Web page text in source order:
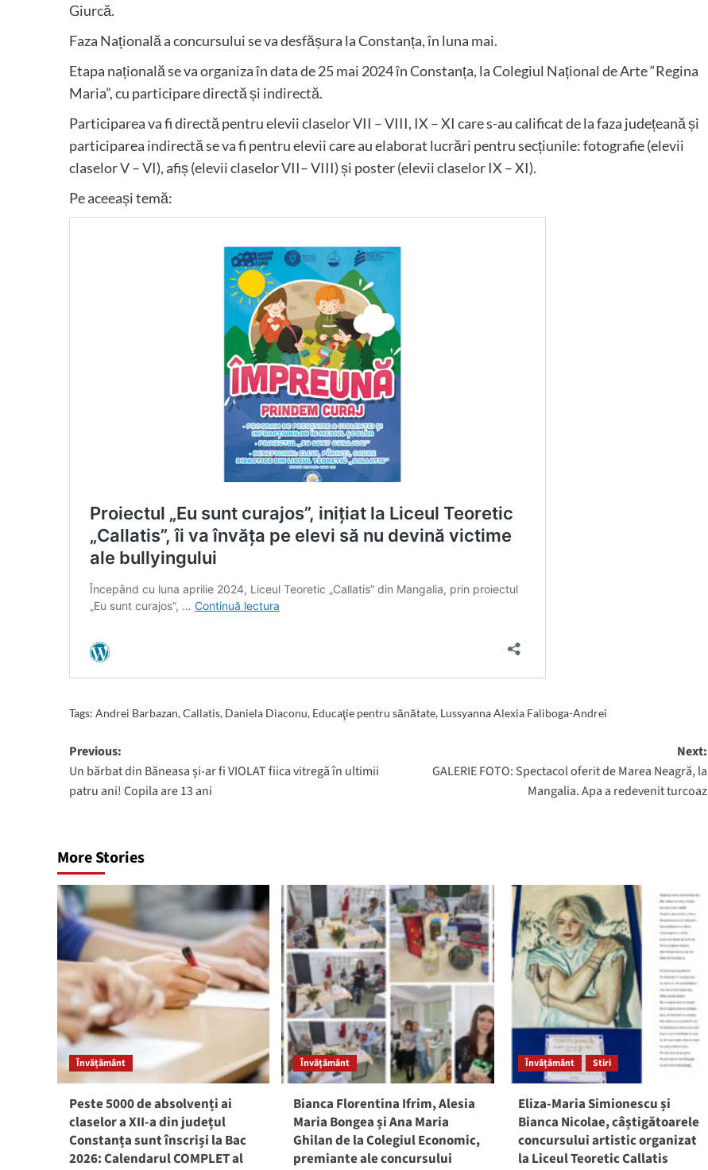
Giurcă.
Faza Națională a concursului se va desfășura la Constanța, în luna mai.
Etapa națională se va organiza în data de 25 mai 2024 în Constanța, la Colegiul Național de Arte “Regina
Maria”, cu participare directă și indirectă.
Participarea va fi directă pentru elevii claselor VII – VIII, IX – XI care s-au calificat de la faza județeană și
participarea indirectă se va fi pentru elevii care au elaborat lucrări pentru secțiunile: fotografie (elevii
claselor V – VI), afiș (elevii claselor VII– VIII) și poster (elevii claselor IX – XI).
Pe aceeași temă:
Tags: Andrei Barbazan,Callatis, Daniela Diaconu, Educaţie pentru sănătate, Lussyanna Alexia Faliboga-Andrei
Post
navigation
Previous:
Un bărbat din Băneasa și-ar fi VIOLAT fiica vitregă în ultimii
patru ani! Copila are 13 ani
Next:
GALERIE FOTO: Spectacol oferit de Marea Neagră, la
Mangalia. Apa a redevenit turcoaz
More Stories
Învățământ
Peste 5000 de absolvenți ai
claselor a XII-a din județul
Constanța sunt înscriși la Bac
2026: Calendarul COMPLET al
Învățământ
Bianca Florentina Ifrim, Alesia
Maria Bongea și Ana Maria
Ghilan de la Colegiul Economic,
premiante ale concursului
Învățământ Stiri
Eliza-Maria Simionescu și
Bianca Nicolae, câștigătoarele
concursului artistic organizat
la Liceul Teoretic Callatis